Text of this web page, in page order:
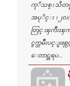
ကုိသစ္ (သီတဂူ
အပုိင္း (၂၀)(မုိ
တြင္ ၾကိဳးၾက
ငွက္တမ်ိဳးပင္ျ
ေတာင္အရပ...